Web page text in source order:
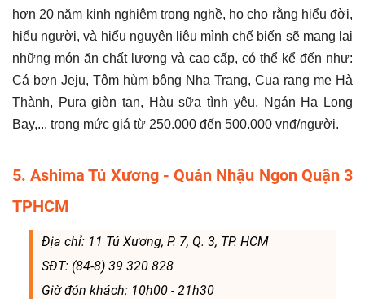
hơn 20 năm kinh nghiệm trong nghề, họ cho rằng hiểu đời,
hiểu người, và hiểu nguyên liệu mình chế biến sẽ mang lại
những món ăn chất lượng và cao cấp, có thể kể đến như:
Cá bơn Jeju, Tôm hùm bông Nha Trang, Cua rang me Hà
Thành, Pura giòn tan, Hàu sữa tình yêu, Ngán Hạ Long
Bay,... trong mức giá từ 250.000 đến 500.000 vnđ/người.
5. Ashima Tú Xương - Quán Nhậu Ngon Quận 3
TPHCM
Địa chỉ: 11 Tú Xương, P. 7, Q. 3, TP. HCM
SĐT: (84-8) 39 320 828
Giờ đón khách: 10h00 - 21h30